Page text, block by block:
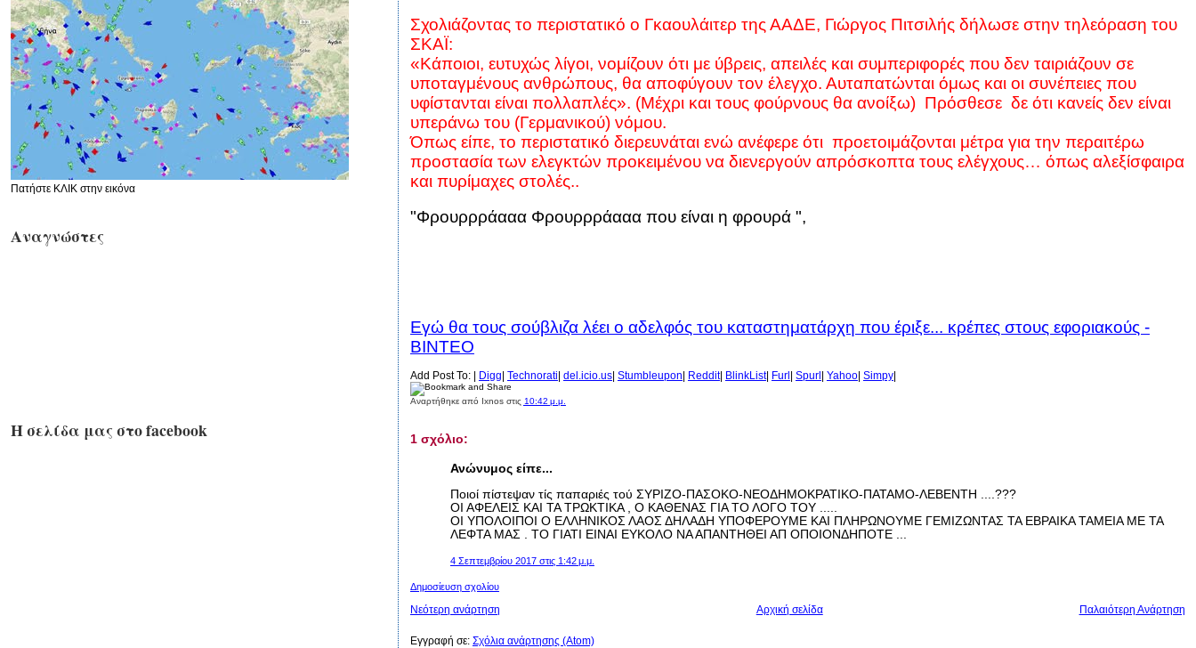
Σχολιάζοντας το περιστατικό ο Γκαουλάιτερ της ΑΑΔΕ, Γιώργος Πιτσιλής δήλωσε στην τηλεόραση του
ΣΚΑΪ:
«Κάποιοι, ευτυχώς λίγοι, νομίζουν ότι με ύβρεις, απειλές και συμπεριφορές που δεν ταιριάζουν σε
υποταγμένους ανθρώπους, θα αποφύγουν τον έλεγχο. Αυταπατώνται όμως και οι συνέπειες που
υφίστανται είναι πολλαπλές». (Μέχρι και τους φούρνους θα ανοίξω) Πρόσθεσε δε ότι κανείς δεν είναι
υπεράνω του (Γερμανικού) νόμου.
Όπως είπε, το περιστατικό διερευνάται ενώ ανέφερε ότι προετοιμάζονται μέτρα για την περαιτέρω
προστασία των ελεγκτών προκειμένου να διενεργούν απρόσκοπτα τους ελέγχους… όπως αλεξίσφαιρα
και πυρίμαχες στολές..
"Φρουρρράααα Φρουρρράααα που είναι η φρουρά ",
Εγώ θα τους σούβλιζα λέει ο αδελφός του καταστηματάρχη που έριξε... κρέπες στους εφοριακούς -
ΒΙΝΤΕΟ
Add Post To: | Digg Technorati del.icio.us| Stumbleupon Reddit| BlinkList| Furl Spurl Yahoo| Simpy|
Αναρτήθηκε από Ixnos στις 10:42 μ.μ.
1 σχόλιο:
Ανώνυμος είπε...
Ποιοί πίστεψαν τίς παπαριές τού ΣΥΡΙΖΟ-ΠΑΣΟΚΟ-ΝΕΟΔΗΜΟΚΡΑΤΙΚΟ-ΠΑΤΑΜΟ-ΛΕΒΕΝΤΗ ....???
ΟΙ ΑΦΕΛΕΙΣ ΚΑΙ ΤΑ ΤΡΩΚΤΙΚΑ , Ο ΚΑΘΕΝΑΣ ΓΙΑ ΤΟ ΛΟΓΟ ΤΟΥ .....
ΟΙ ΥΠΟΛΟΙΠΟΙ Ο ΕΛΛΗΝΙΚΟΣ ΛΑΟΣ ΔΗΛΑΔΗ ΥΠΟΦΕΡΟΥΜΕ ΚΑΙ ΠΛΗΡΩΝΟΥΜΕ ΓΕΜΙΖΩΝΤΑΣ ΤΑ ΕΒΡΑΙΚΑ ΤΑΜΕΙΑ ΜΕ ΤΑ
ΛΕΦΤΑ ΜΑΣ . ΤΟ ΓΙΑΤΙ ΕΙΝΑΙ ΕΥΚΟΛΟ ΝΑ ΑΠΑΝΤΗΘΕΙ ΑΠ ΟΠΟΙΟΝΔΗΠΟΤΕ ...
4 Σεπτεμβρίου 2017 στις 1:42 μ.μ.
Δημοσίευση σχολίου
Νεότερη ανάρτηση Παλαιότερη Ανάρτηση
Αρχική σελίδα
Εγγραφή σε: Σχόλια ανάρτησης (Atom)
Πατήστε ΚΛΙΚ στην εικόνα
Αναγνώστες
Η σελίδα μας στο facebook